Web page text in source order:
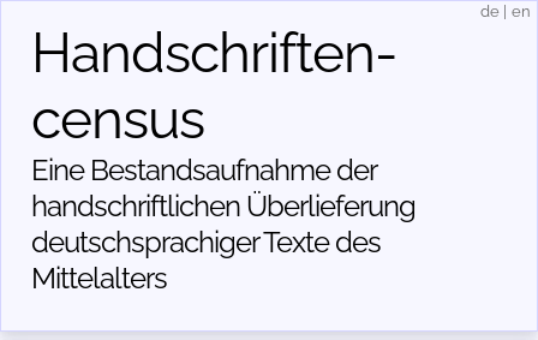
Handschriften­
census
Eine Bestandsaufnahme der
handschriftlichen Über­lieferung
deutschsprachiger Texte des
Mittelalters
de en